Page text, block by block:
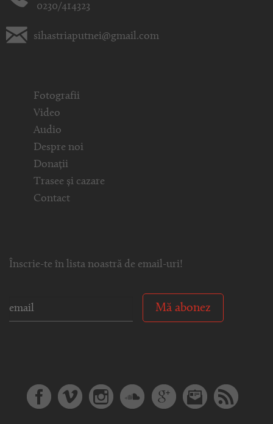
0230/414323
sihastriaputnei@gmail.com
Fotografii
Video
Audio
Despre noi
Donații
Trasee și cazare
Contact
Înscrie-te în lista noastră de email-uri!
Mă abonez